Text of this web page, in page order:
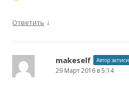
Ответить ↓
makeself Автор записи
29 Март 2016 в 5:14